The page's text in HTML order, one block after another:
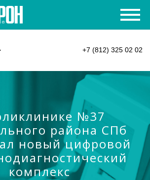
+7 (812) 325 02 02
№37
района СПб
новый цифровой
комплекс